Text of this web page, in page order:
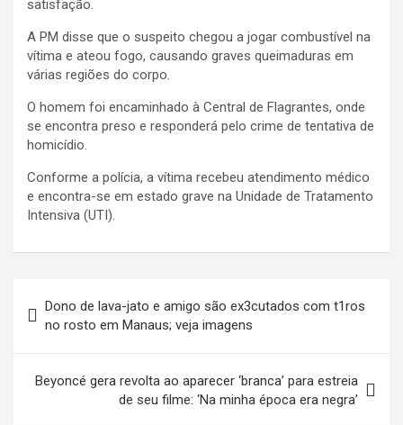
satisfação.
A PM disse que o suspeito chegou a jogar combustível na
vítima e ateou fogo, causando graves queimaduras em
várias regiões do corpo.
O homem foi encaminhado à Central de Flagrantes, onde
se encontra preso e responderá pelo crime de tentativa de
homicídio.
Conforme a polícia, a vítima recebeu atendimento médico
e encontra-se em estado grave na Unidade de Tratamento
Intensiva (UTI).
de
Post
Dono de lava-jato e amigo são ex3cutados com t1ros
no rosto em Manaus; veja imagens
Beyoncé gera revolta ao aparecer ‘branca’ para estreia
de seu filme: ‘Na minha época era negra’